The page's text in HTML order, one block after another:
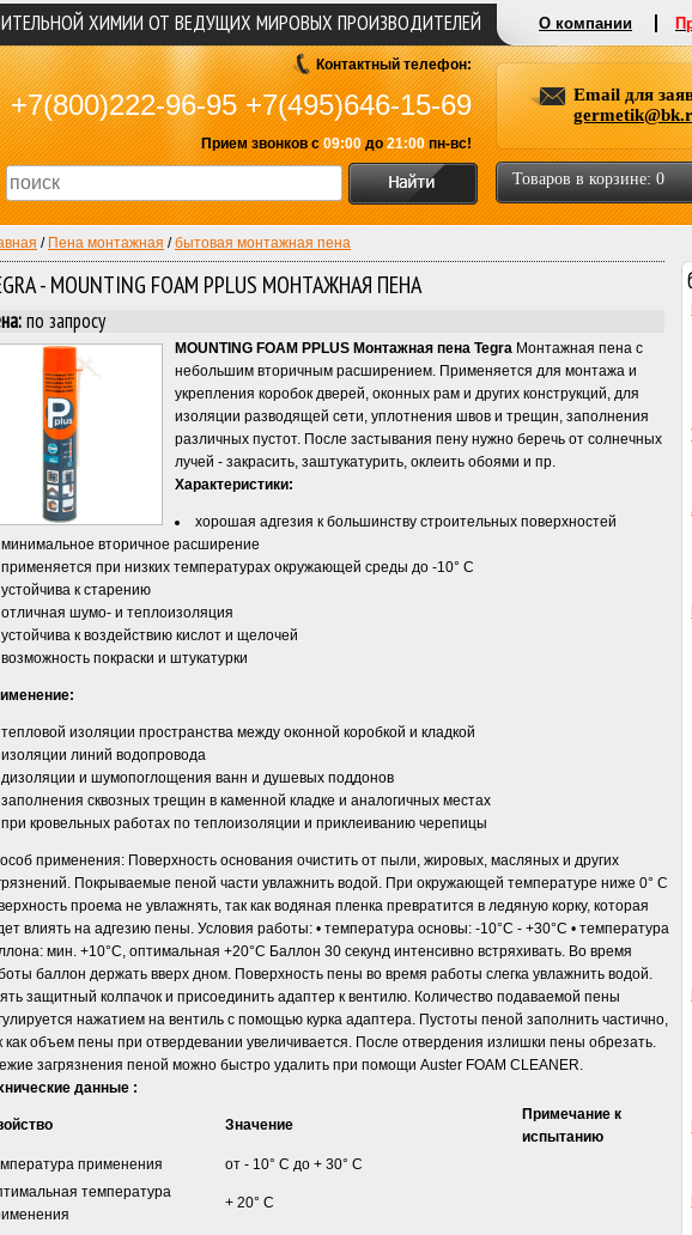
/ Пена монтажная /бытовая монтажная пена
- MOUNTING FOAM PPLUS MОНТАЖНАЯ ПЕНА
по запросу
MOUNTING FOAM PPLUS Mонтажная пена Tegra Монтажная пена c
небольшим вторичным расширением. Применяется для монтажа и
укрепления коробок дверей, оконных рам и других конструкций, для
изоляции разводящей сети, уплотнения швов и трещин, заполнения
различных пустот. После застывания пену нужно беречь от солнечных
лучей - закрасить, заштукатурить, оклеить обоями и пр.
Характеристики:
хорошая адгезия к большинству строительных поверхностей
минимальное вторичное расширение
применяется при низких температурах окружающей среды до -10° С
устойчива к старению
отличная шумо- и теплоизоляция
устойчива к воздействию кислот и щелочей
возможность покраски и штукатурки
тепловой изоляции пространства между оконной коробкой и кладкой
изоляции линий водопровода
дизоляции и шумопоглощения ванн и душевых поддонов
заполнения сквозных трещин в каменной кладке и аналогичных местах
при кровельных работах по теплоизоляции и приклеиванию черепицы
применения: Поверхность основания очистить от пыли, жировых, масляных и других
Покрываемые пеной части увлажнить водой. При окружающей температуре ниже 0° С
проема не увлажнять, так как водяная пленка превратится в ледяную корку, которая
влиять на адгезию пены. Условия работы: • температура основы: -10°С - +30°С • температура
мин. +10°С, оптимальная +20°С Баллон 30 секунд интенсивно встряхивать. Во время
баллон держать вверх дном. Поверхность пены во время работы слегка увлажнить водой.
защитный колпачок и присоединить адаптер к вентилю. Количество подаваемой пены
нажатием на вентиль с помощью курка адаптера. Пустоты пеной заполнить частично,
как объем пены при отвердевании увеличивается. После отвердения излишки пены обрезать.
загрязнения пеной можно быстро удалить при помощи Auster FOAM CLEANER.
данные :
Значение
Примечание к
испытанию
применения
от - 10° С до + 30° С
температура
+ 20° С
ХИМИИ ОТ ВЕДУЩИХ МИРОВЫХ ПРОИЗВОДИТЕЛЕЙ О компании
Контактный телефон:
+7(800)222-96-95 +7(495)646-15-69
Прием звонков с09:00до21:00пн-вс!
Email для
Товаров в корзине: 0